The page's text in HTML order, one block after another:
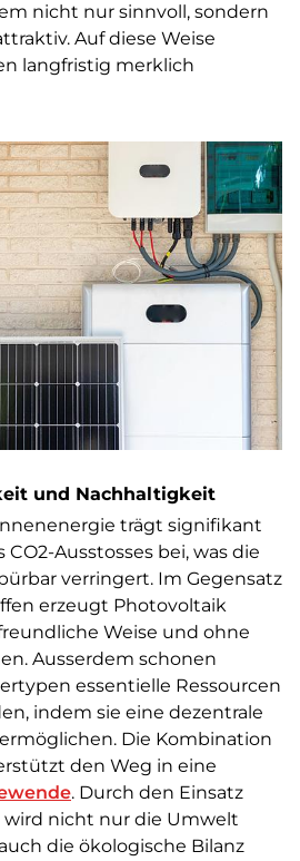
nicht nur sinnvoll, sondern
Auf diese Weise
langfristig merklich
und Nachhaltigkeit
trägt signifikant
Ausstosses bei, was die
verringert. Im Gegensatz
erzeugt Photovoltaik
Weise und ohne
Ausserdem schonen
essentielle Ressourcen
indem sie eine dezentrale
Die Kombination
den Weg in eine
. Durch den Einsatz
wird nicht nur die Umwelt
die ökologische Bilanz